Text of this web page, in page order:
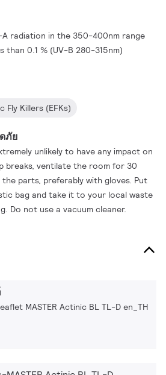
A radiation in the 350-400nm range
than 0.1 % (UV-B 280-315nm)
Killers (EFKs)
ภัย
unlikely to have any impact on
breaks, ventilate the room for 30
the parts, preferably with gloves. Put
bag and take it to your local waste
Do not use a vacuum cleaner.
MASTER Actinic BL TL-D en_TH